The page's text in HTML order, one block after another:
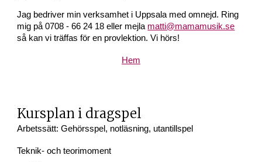
Jag bedriver min verksamhet i Uppsala med omnejd. Ring
mig på 0708 - 66 24 18 eller mejla matti@mamamusik.se
så kan vi träffas för en provlektion. Vi hörs!
Hem
Kursplan i dragspel
Arbetssätt: Gehörsspel, notläsning, utantillspel
Teknik- och teorimoment